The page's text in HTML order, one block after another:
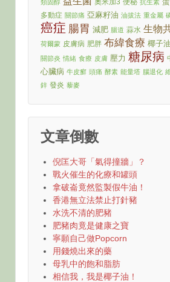
類固醇 抗生素
多動症 關節痛 亞麻籽油 油拔法 重金屬
癌症 腸胃 減肥 腸道 蒜水 生物
荷爾蒙 皮膚病 肥胖 布緯食療 椰子油
關節炎 情緒 食療 皮膚 壓力 糖尿病
心臟病 牛皮癬 頭痛 酵素 能量塔 腦退化
鋅 發炎 藜麥
文章倒數
倪匡大哥「氣得撞牆」？
戰火催生的化療和罐頭
拿破崙竟然監製假牛油！
香港無立法禁止打針豬
水洗不清的肥豬
肥豬肉竟是健康之寶
寧願自己做Popcorn
用錢燒出來的藥
母乳中的飽和脂肪
相信我，我是椰子油！